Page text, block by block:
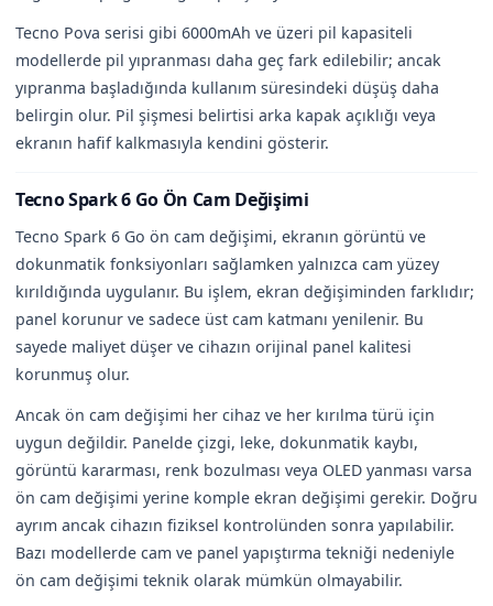
Tecno Pova serisi gibi 6000mAh ve üzeri pil kapasiteli
modellerde pil yıpranması daha geç fark edilebilir; ancak
yıpranma başladığında kullanım süresindeki düşüş daha
belirgin olur. Pil şişmesi belirtisi arka kapak açıklığı veya
ekranın hafif kalkmasıyla kendini gösterir.
Tecno Spark 6 Go Ön Cam Değişimi
Tecno Spark 6 Go ön cam değişimi, ekranın görüntü ve
dokunmatik fonksiyonları sağlamken yalnızca cam yüzey
kırıldığında uygulanır. Bu işlem, ekran değişiminden farklıdır;
panel korunur ve sadece üst cam katmanı yenilenir. Bu
sayede maliyet düşer ve cihazın orijinal panel kalitesi
korunmuş olur.
Ancak ön cam değişimi her cihaz ve her kırılma türü için
uygun değildir. Panelde çizgi, leke, dokunmatik kaybı,
görüntü kararması, renk bozulması veya OLED yanması varsa
ön cam değişimi yerine komple ekran değişimi gerekir. Doğru
ayrım ancak cihazın fiziksel kontrolünden sonra yapılabilir.
Bazı modellerde cam ve panel yapıştırma tekniği nedeniyle
ön cam değişimi teknik olarak mümkün olmayabilir.